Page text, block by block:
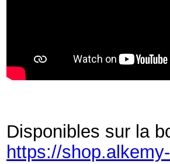
Disponibles sur la
https://